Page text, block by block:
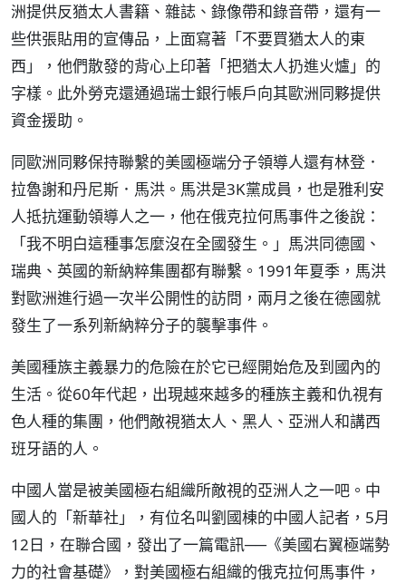
洲提供反猶太人書籍、雜誌、錄像帶和錄音帶，還有一
些供張貼用的宣傳品，上面寫著「不要買猶太人的東
西」，他們散發的背心上印著「把猶太人扔進火爐」的
字樣。此外勞克還通過瑞士銀行帳戶向其歐洲同夥提供
資金援助。
同歐洲同夥保持聯繫的美國極端分子領導人還有林登．
拉魯謝和丹尼斯．馬洪。馬洪是3K黨成員，也是雅利安
人抵抗運動領導人之一，他在俄克拉何馬事件之後說：
「我不明白這種事怎麼沒在全國發生。」馬洪同德國、
瑞典、英國的新納粹集團都有聯繫。1991年夏季，馬洪
對歐洲進行過一次半公開性的訪問，兩月之後在德國就
發生了一系列新納粹分子的襲擊事件。
美國種族主義暴力的危險在於它已經開始危及到國內的
生活。從60年代起，出現越來越多的種族主義和仇視有
色人種的集團，他們敵視猶太人、黑人、亞洲人和講西
班牙語的人。
中國人當是被美國極右組織所敵視的亞洲人之一吧。中
國人的「新華社」，有位名叫劉國棟的中國人記者，5月
12日，在聯合國，發出了一篇電訊──《美國右翼極端勢
力的社會基礎》，對美國極右組織的俄克拉何馬事件，